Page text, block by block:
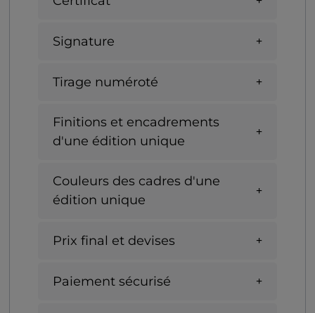
Signature
Tirage numéroté
Finitions et encadrements
d'une édition unique
Couleurs des cadres d'une
édition unique
Prix final et devises
Paiement sécurisé